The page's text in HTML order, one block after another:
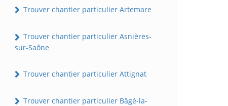
Trouver chantier particulier Artemare
Trouver chantier particulier Asnières-
sur-Saône
Trouver chantier particulier Attignat
Trouver chantier particulier Bâgé-la-